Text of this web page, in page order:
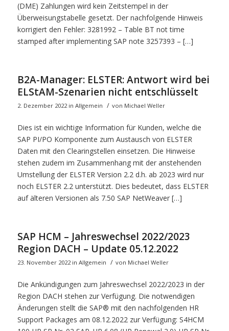
(DME) Zahlungen wird kein Zeitstempel in der
Überweisungstabelle gesetzt. Der nachfolgende Hinweis
korrigiert den Fehler: 3281992 – Table BT not time
stamped after implementing SAP note 3257393 – […]
B2A-Manager: ELSTER: Antwort wird bei
ELStAM-Szenarien nicht entschlüsselt
2. Dezember 2022 in Allgemein / von Michael Weller
Dies ist ein wichtige Information für Kunden, welche die
SAP PI/PO Komponente zum Austausch von ELSTER
Daten mit den Clearingstellen einsetzen. Die Hinweise
stehen zudem im Zusammenhang mit der anstehenden
Umstellung der ELSTER Version 2.2 d.h. ab 2023 wird nur
noch ELSTER 2.2 unterstützt. Dies bedeutet, dass ELSTER
auf älteren Versionen als 7.50 SAP NetWeaver […]
SAP HCM – Jahreswechsel 2022/2023
Region DACH – Update 05.12.2022
23. November 2022 in Allgemein / von Michael Weller
Die Ankündigungen zum Jahreswechsel 2022/2023 in der
Region DACH stehen zur Verfügung. Die notwendigen
Änderungen stellt die SAP® mit den nachfolgenden HR
Support Packages am 08.12.2022 zur Verfügung: S4HCM